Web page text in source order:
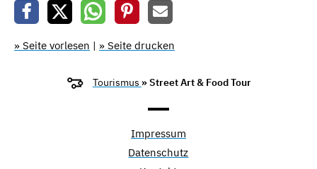
» Seite vorlesen | » Seite drucken
Tourismus » Street Art & Food Tour
Impressum
Datenschutz